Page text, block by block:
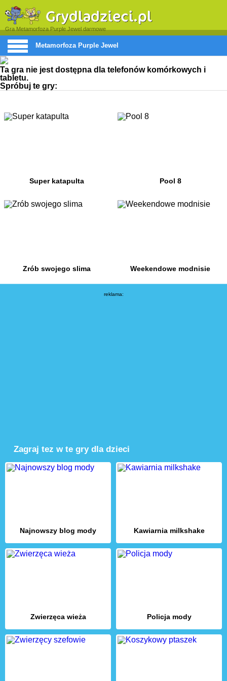
Gra Metamorfoza Purple Jewel darmowe
Metamorfoza Purple Jewel
Ta gra nie jest dostępna dla telefonów komórkowych i
tabletu.
Spróbuj te gry:
Super katapulta Pool 8
Zrób swojego slima Weekendowe modnisie
reklama:
Zagraj tez w te gry dla dzieci
Najnowszy blog mody Kawiarnia milkshake
Zwierzęca wieża Policja mody